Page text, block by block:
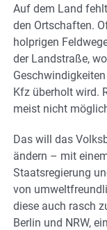
Auf dem Land
den Ortschaften.
holprigen
der Landstraße,
Kfz überholt wird.
meist nicht
Das will das
ändern – mit
Staatsregierung
von
diese auch rasch
Berlin und NRW,